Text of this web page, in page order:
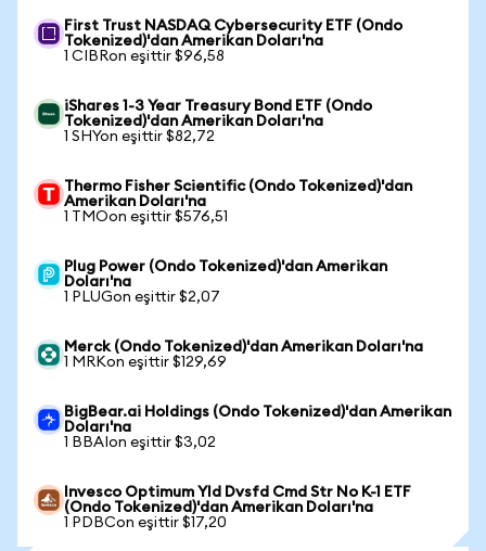
First Trust NASDAQ Cybersecurity ETF (Ondo
Tokenized)'dan Amerikan Doları'na
1 CIBRon eşittir $96,58
iShares 1-3 Year Treasury Bond ETF (Ondo
Tokenized)'dan Amerikan Doları'na
1 SHYon eşittir $82,72
Thermo Fisher Scientific (Ondo Tokenized)'dan
Amerikan Doları'na
1 TMOon eşittir $576,51
Plug Power (Ondo Tokenized)'dan Amerikan
Doları'na
1 PLUGon eşittir $2,07
Merck (Ondo Tokenized)'dan Amerikan Doları'na
1 MRKon eşittir $129,69
BigBear.ai Holdings (Ondo Tokenized)'dan Amerikan
Doları'na
1 BBAIon eşittir $3,02
Invesco Optimum Yld Dvsfd Cmd Str No K-1 ETF
(Ondo Tokenized)'dan Amerikan Doları'na
1 PDBCon eşittir $17,20